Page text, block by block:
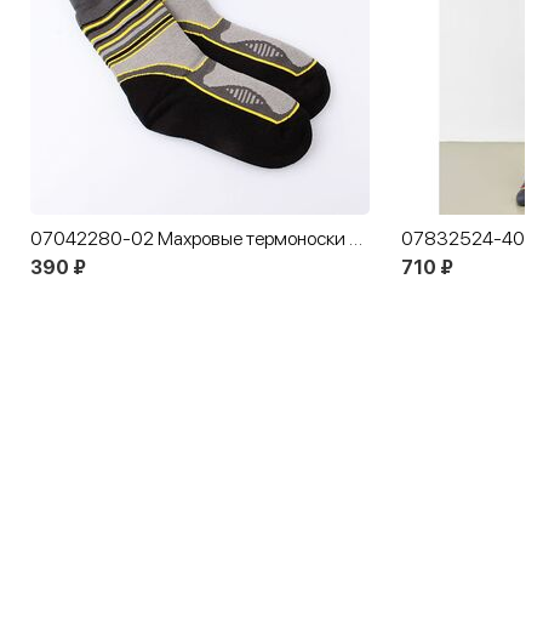
07042280-02 Махровые термоноски MF Хайтек
390 ₽
710 ₽